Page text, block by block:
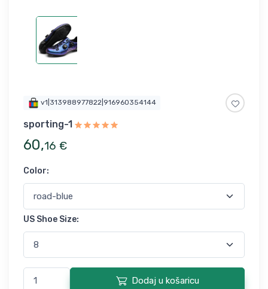
v1|313988977822|916960354144
sporting-1
60,16 €
Color:
US Shoe Size:
Dodaj u košaricu